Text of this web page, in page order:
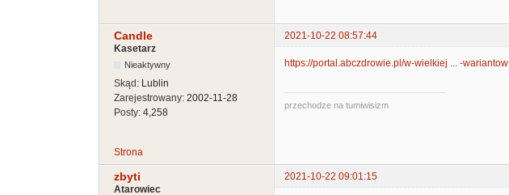
Candle
2021-10-22 08:57:44
Kasetarz
Nieaktywny
Skąd: Lublin
Zarejestrowany: 2002-11-28
Posty: 4,258
https://portal.abczdrowie.pl/w-wielkiej ... -wariantow
przechodze na tumiwisizm
Strona
zbyti
2021-10-22 09:01:15
Atarowiec